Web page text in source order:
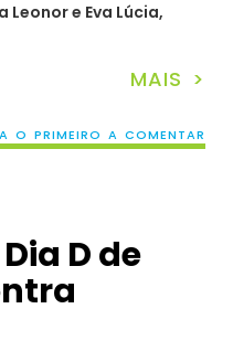
e Eva Lúcia,
MAIS >
O PRIMEIRO A COMENTAR
D de